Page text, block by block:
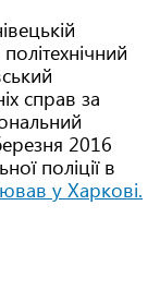
справ за
2016
поліції в
у Харкові.